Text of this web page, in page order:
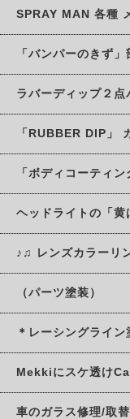
SPRAY MAN 各種
「バンパーのきず
ラバーディップ２点
「RUBBER DIP」
「ボディコーティ
ヘッドライトの「
♪♫ レンズカラーリ
（パーツ塗装）
＊レーシングライン
Mekkiにスケ透け
車のガラス修理/取替